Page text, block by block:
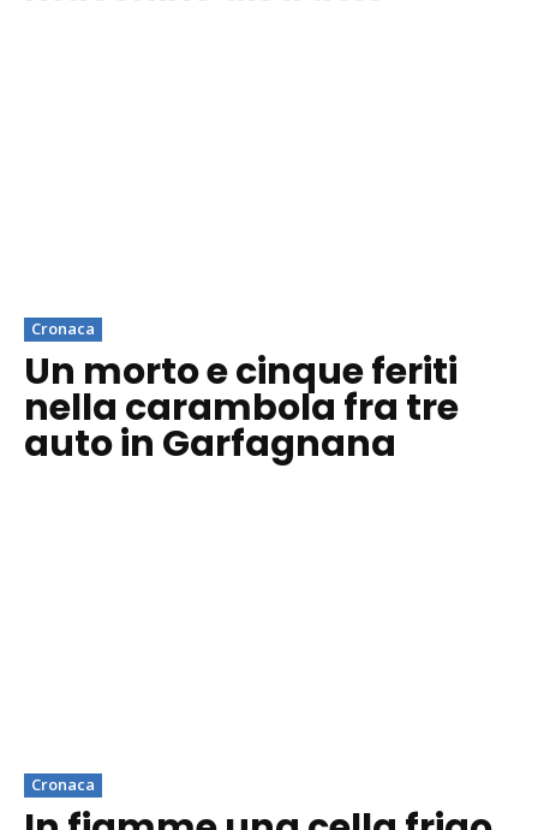
Cronaca
Un morto e cinque feriti
nella carambola fra tre
auto in Garfagnana
Cronaca